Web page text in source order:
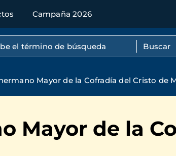
Campaña 2026
por texto completo
Mayor de la Cofradía del Cristo de
Mayor de la